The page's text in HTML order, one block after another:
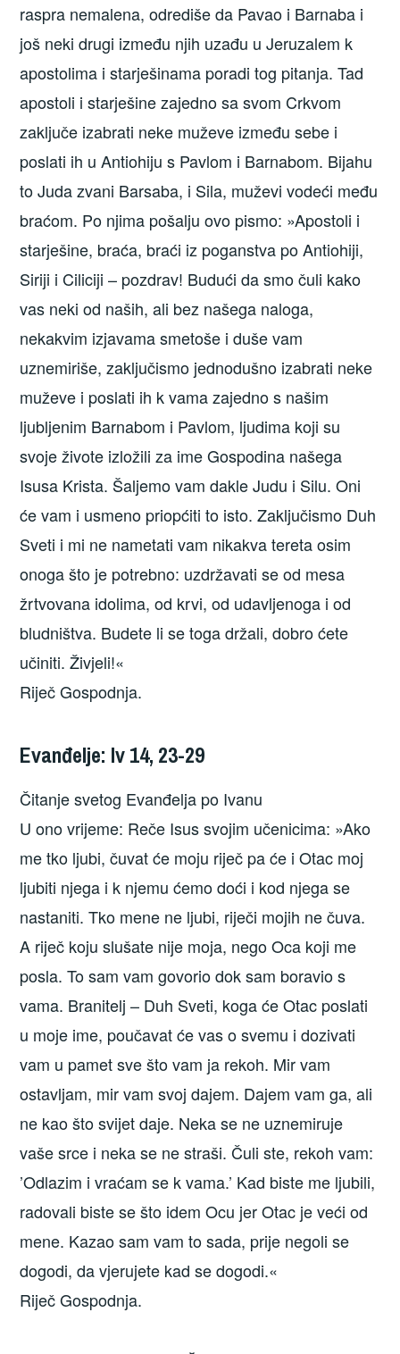
raspra nemalena, odrediše da Pavao i Barnaba i
još neki drugi između njih uzađu u Jeruzalem k
apostolima i starješinama poradi tog pitanja. Tad
apostoli i starješine zajedno sa svom Crkvom
zaključe izabrati neke muževe između sebe i
poslati ih u Antiohiju s Pavlom i Barnabom. Bijahu
to Juda zvani Barsaba, i Sila, muževi vodeći među
braćom. Po njima pošalju ovo pismo: »Apostoli i
starješine, braća, braći iz poganstva po Antiohiji,
Siriji i Ciliciji – pozdrav! Budući da smo čuli kako
vas neki od naših, ali bez našega naloga,
nekakvim izjavama smetoše i duše vam
uznemiriše, zaključismo jednodušno izabrati neke
muževe i poslati ih k vama zajedno s našim
ljubljenim Barnabom i Pavlom, ljudima koji su
svoje živote izložili za ime Gospodina našega
Isusa Krista. Šaljemo vam dakle Judu i Silu. Oni
će vam i usmeno priopćiti to isto. Zaključismo Duh
Sveti i mi ne nametati vam nikakva tereta osim
onoga što je potrebno: uzdržavati se od mesa
žrtvovana idolima, od krvi, od udavljenoga i od
bludništva. Budete li se toga držali, dobro ćete
učiniti. Živjeli!«
Riječ Gospodnja.
Evanđelje: Iv 14, 23-29
Čitanje svetog Evanđelja po Ivanu
U ono vrijeme: Reče Isus svojim učenicima: »Ako
me tko ljubi, čuvat će moju riječ pa će i Otac moj
ljubiti njega i k njemu ćemo doći i kod njega se
nastaniti. Tko mene ne ljubi, riječi mojih ne čuva.
A riječ koju slušate nije moja, nego Oca koji me
posla. To sam vam govorio dok sam boravio s
vama. Branitelj – Duh Sveti, koga će Otac poslati
u moje ime, poučavat će vas o svemu i dozivati
vam u pamet sve što vam ja rekoh. Mir vam
ostavljam, mir vam svoj dajem. Dajem vam ga, ali
ne kao što svijet daje. Neka se ne uznemiruje
vaše srce i neka se ne straši. Čuli ste, rekoh vam:
’Odlazim i vraćam se k vama.’ Kad biste me ljubili,
radovali biste se što idem Ocu jer Otac je veći od
mene. Kazao sam vam to sada, prije negoli se
dogodi, da vjerujete kad se dogodi.«
Riječ Gospodnja.